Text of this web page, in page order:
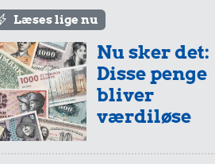
Læses lige nu
Nu sker det:
Disse penge
bliver
værdiløse